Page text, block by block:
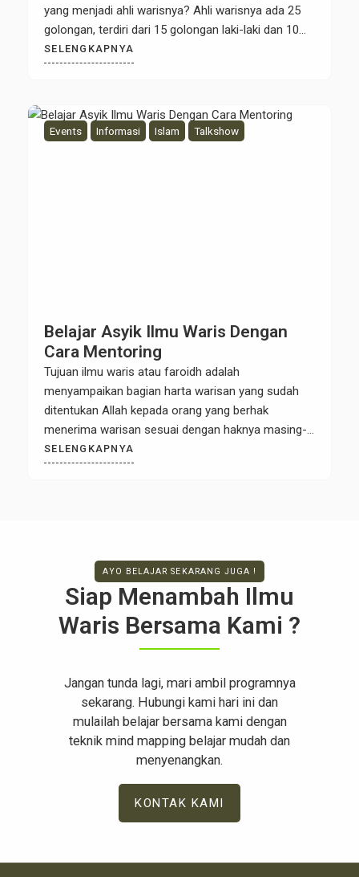
yang menjadi ahli warisnya? Ahli warisnya ada 25
golongan, terdiri dari 15 golongan laki-laki dan 10
golongan perempuan. Untuk memudahkan dalam
mudah mengingatnya. Bahkan dalam Training
peserta […]
SELENGKAPNYA
Events Informasi Islam Talkshow
Belajar Asyik Ilmu Waris Dengan
Cara Mentoring
Tujuan ilmu waris atau faroidh adalah
menyampaikan bagian harta warisan yang sudah
ditentukan Allah kepada orang yang berhak
menerima warisan sesuai dengan haknya masing-
masing dan menghindari kezaliman dalam
SELENGKAPNYA
AYO BELAJAR SEKARANG JUGA !
Siap Menambah Ilmu
Waris Bersama Kami ?
Jangan tunda lagi, mari ambil programnya
sekarang. Hubungi kami hari ini dan
mulailah belajar bersama kami dengan
teknik mind mapping belajar mudah dan
menyenangkan.
KONTAK KAMI